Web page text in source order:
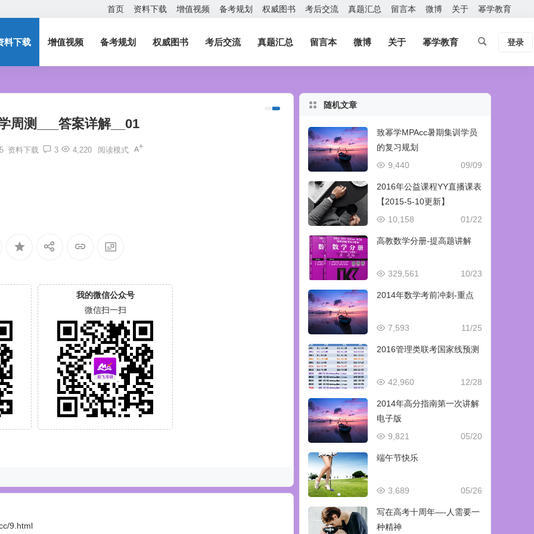
首页 资料下载 增值视频 备考规划 权威图书 考后交流 真题汇总 留言本 微博 关于 幂学教育
料下载 增值视频 备考规划 权威图书 考后交流 真题汇总 留言本 微博 关于 幂学教育 登录
周测___答案详解__01
资料下载 3 4,220 阅读模式
我的微信公众号
微信扫一扫
9.html
随机文章
致幂学MPAcc暑期集训学员
的复习规划
09/09
9,440
2016年公益课程YY直播课表
【2015-5-10更新】
01/22
10,158
高教数学分册-提高题讲解
10/23
329,561
2014年数学考前冲刺-重点
11/25
7,593
2016管理类联考国家线预测
12/28
42,960
2014年高分指南第一次讲解
电子版
05/20
9,821
端午节快乐
05/26
3,689
写在高考十周年—-人需要一
种精神